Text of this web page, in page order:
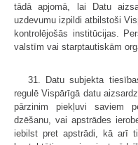
tādā apjomā, lai Datu
uzdevumu izpildi atbilstoši
kontrolējošās institūcijas.
valstīm vai starptautiskām
31. Datu subjekta
regulē Vispārīgā datu
pārzinim piekļuvi saviem
dzēšanu, vai apstrādes
iebilst pret apstrādi, kā arī